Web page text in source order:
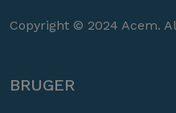
Copyright © 2024 Acem.
BRUGER